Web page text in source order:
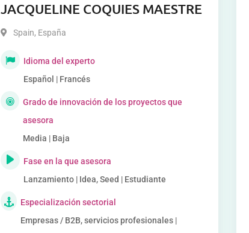
JACQUELINE COQUIES MAESTRE
Spain, España
Idioma del experto
Español | Francés
Grado de innovación de los proyectos que
asesora
Media | Baja
Fase en la que asesora
Lanzamiento | Idea, Seed | Estudiante
Especialización sectorial
Empresas / B2B, servicios profesionales |